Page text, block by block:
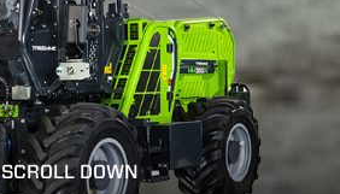
SCROLL DOWN